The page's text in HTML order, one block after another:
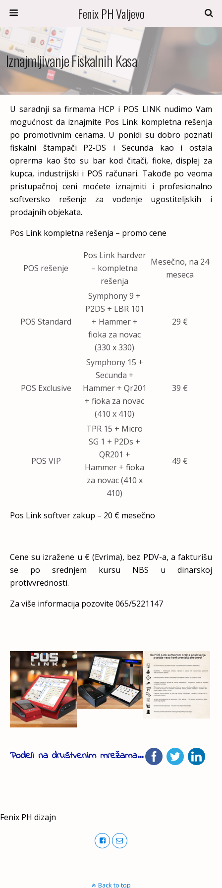
Fenix PH Valjevo
Iznajmljivanje Fiskalnih Kasa
U saradnji sa firmama HCP i POS LINK nudimo Vam
mogućnost da iznajmite Pos Link kompletna rešenja
po promotivnim cenama. U ponidi su dobro poznati
fiskalni štampači P2-DS i Secunda kao i ostala
oprerma kao što su bar kod čitači, fioke, displej za
kupca, industrijski i POS računari. Takođe po veoma
pristupačnoj ceni moćete iznajmiti i profesionalno
softversko rešenje za vođenje ugostiteljskih i
prodajnih objekata.
Pos Link kompletna rešenja – promo cene
POS rešenje
Pos Link hardver
– kompletna
rešenja
Mesečno, na 24
meseca
POS Standard
Symphony 9 +
P2DS + LBR 101
+ Hammer +
fioka za novac
(330 x 330)
29 €
POS Exclusive
Symphony 15 +
Secunda +
Hammer + Qr201
+ fioka za novac
(410 x 410)
39 €
POS VIP
TPR 15 + Micro
SG 1 + P2Ds +
QR201 +
Hammer + fioka
za novac (410 x
410)
49 €
Pos Link softver zakup – 20 € mesečno
Cene su izražene u € (Evrima), bez PDV-a, a fakturišu
se po srednjem kursu NBS u dinarskoj
protivvrednosti.
Za više informacija pozovite 065/5221147
Podeli na društvenim mrežama...
Fenix PH dizajn
Back to top